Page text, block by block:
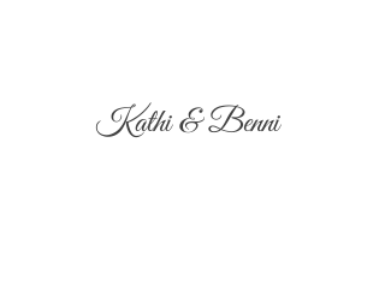
Kathi & Benni